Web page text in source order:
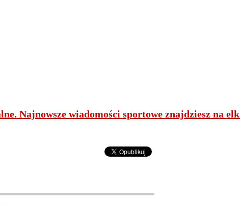
Najnowsze wiadomości sportowe znajdziesz na